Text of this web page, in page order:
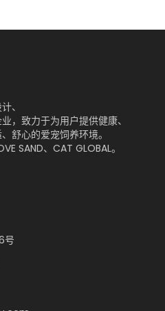
、
，致力于为用户提供健康、
舒心的爱宠饲养环境。
SAND、CAT GLOBAL。
号